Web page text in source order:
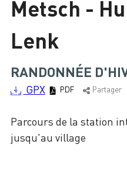
Metsch -
Lenk
RANDONNÉE
GPX PDF Partager
Parcours de la station
jusqu'au village